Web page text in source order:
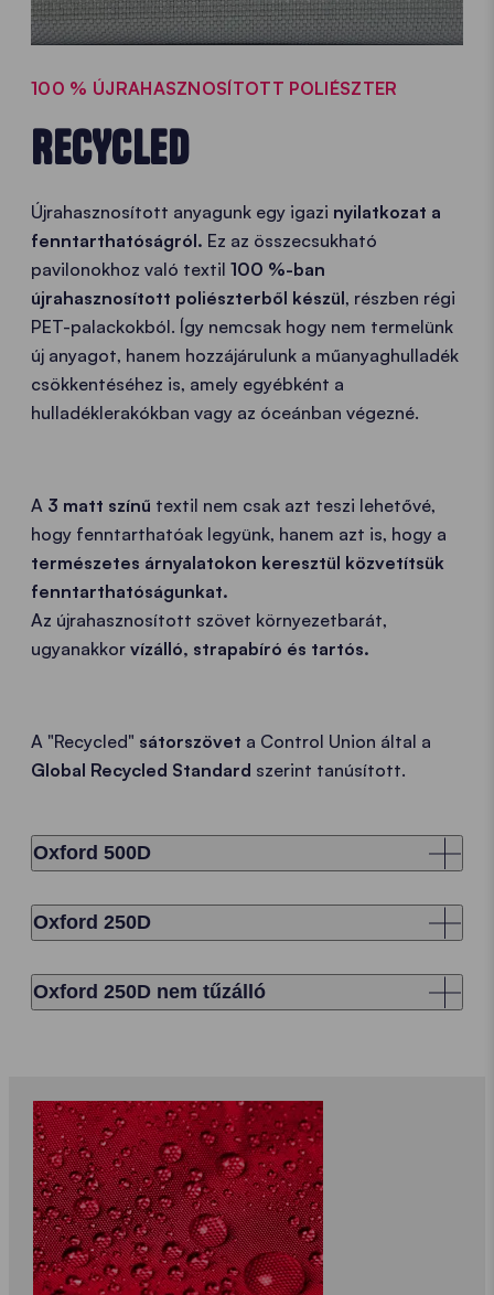
100 % ÚJRAHASZNOSÍTOTT POLIÉSZTER
RECYCLED
Újrahasznosított anyagunk egy igazi nyilatkozat a
fenntarthatóságról. Ez az összecsukható
pavilonokhoz való textil 100 %-ban
újrahasznosított poliészterből készül, részben régi
PET-palackokból. Így nemcsak hogy nem termelünk
új anyagot, hanem hozzájárulunk a műanyaghulladék
csökkentéséhez is, amely egyébként a
hulladéklerakókban vagy az óceánban végezné.
A 3 matt színű textil nem csak azt teszi lehetővé,
hogy fenntarthatóak legyünk, hanem azt is, hogy a
természetes árnyalatokon keresztül közvetítsük
fenntarthatóságunkat.
Az újrahasznosított szövet környezetbarát,
ugyanakkor vízálló, strapabíró és tartós.
A "Recycled" sátorszövet a Control Union által a
Global Recycled Standard szerint tanúsított.
Oxford 500D
Oxford 250D
Oxford 250D nem tűzálló